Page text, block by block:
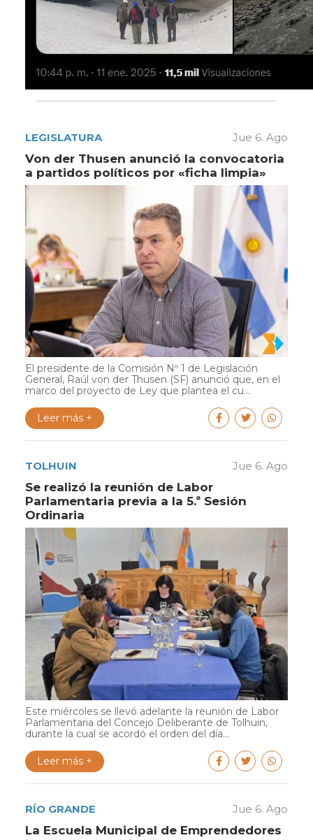
LEGISLATURA Jue 6. Ago
Von der Thusen anunció la convocatoria
a partidos políticos por «ficha limpia»
El presidente de la Comisión Nº 1 de Legislación
General, Raúl von der Thusen (SF) anunció que, en el
marco del proyecto de Ley que plantea el cu...
Leer más +
TOLHUIN Jue 6. Ago
Se realizó la reunión de Labor
Parlamentaria previa a la 5.ª Sesión
Ordinaria
Este miércoles se llevó adelante la reunión de Labor
Parlamentaria del Concejo Deliberante de Tolhuin,
durante la cual se acordó el orden del día...
Leer más +
RÍO GRANDE Jue 6. Ago
La Escuela Municipal de Emprendedores